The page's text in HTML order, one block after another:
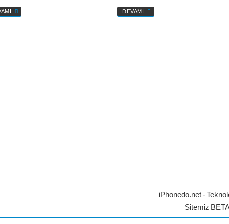
DEVAMI
iPhonedo.net -
Sitemiz